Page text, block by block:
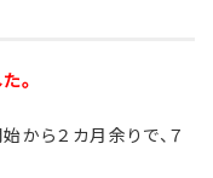
。
から２カ月余りで、７